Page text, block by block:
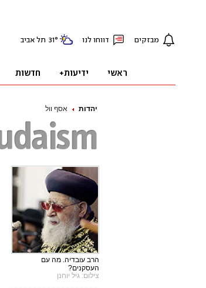
יהדות אסף וול
הרב עובדיה. מה עם
העסקנים?
צילום: גיל יוחנן